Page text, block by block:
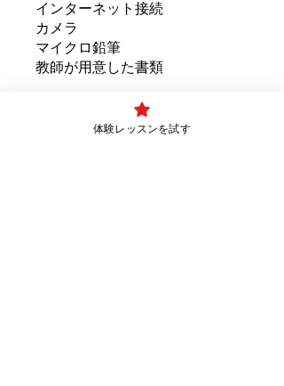
インターネット接続
カメラ
マイクロ鉛筆
体験レッスンを試す